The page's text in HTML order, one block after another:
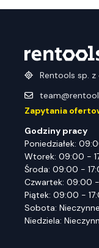
Rentools sp. z
Zapytania
Godziny pracy
Poniedziałek:
Wtorek: 09:00 -
Środa: 09:00 -
Czwartek: 09:00 -
Piątek: 09:00 -
Sobota: Nieczynne
Niedziela: